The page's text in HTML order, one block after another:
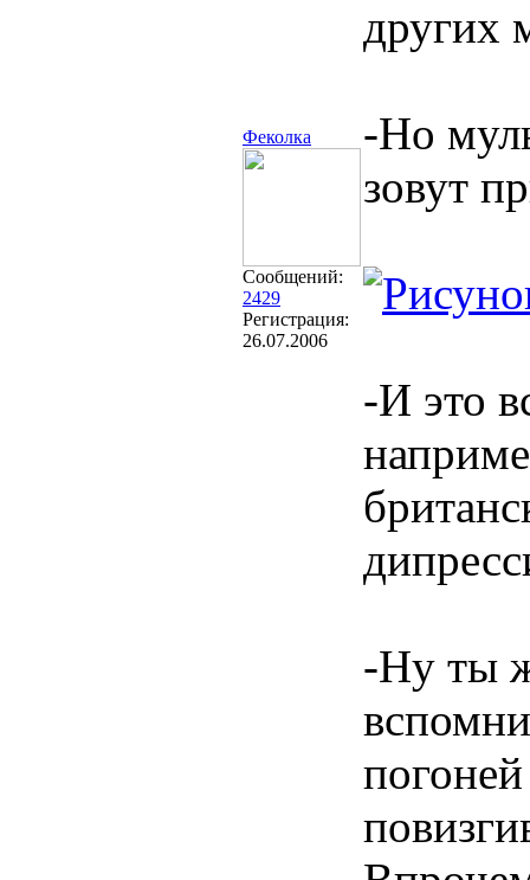
Феколка
Сообщений:
2429
Регистрация:
26.07.2006
других
-Но
зовут
-И это
-Ну ты